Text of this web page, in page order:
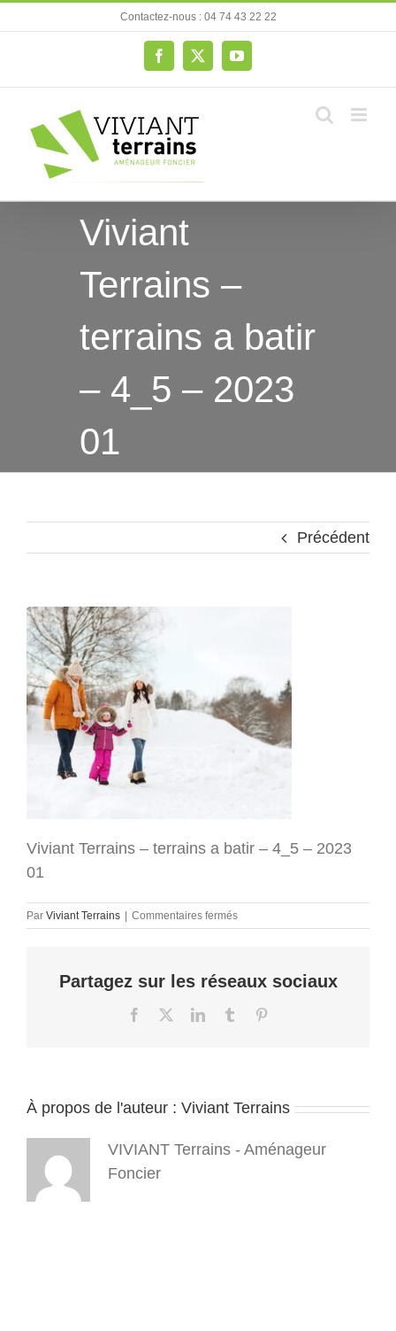
au
Contactez-nous : 04 74 43 22 22
Facebook
X YouTube
Viviant
Terrains –
terrains a batir
– 4_5 – 2023
01
Précédent
Viviant Terrains – terrains a batir – 4_5 – 2023
01
Par Viviant Terrains Commentaires ferméssur
Viviant
terrains
batir
Partagez sur les réseaux sociaux
Facebook LinkedInTumblr
À propos de l'auteur : Viviant Terrains
VIVIANT Terrains - Aménageur
Foncier